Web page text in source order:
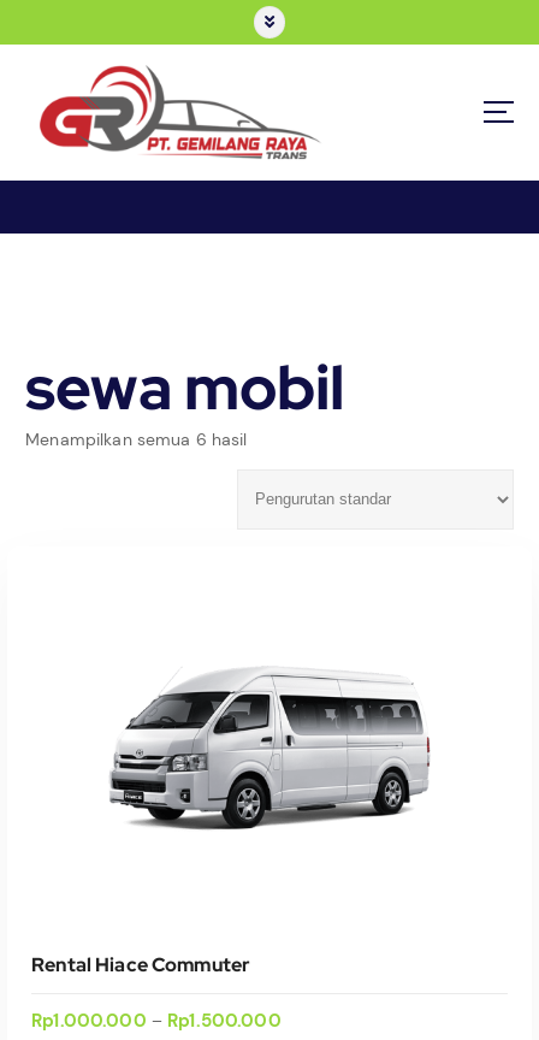
sewa mobil
Menampilkan semua 6 hasil
Rental Hiace Commuter
Rp1.000.000 – Rp1.500.000